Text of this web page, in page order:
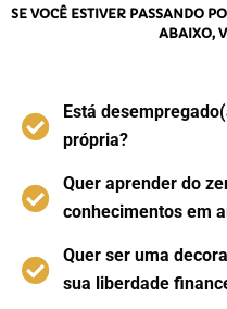
SE VOCÊ ESTIVER PASSANDO
ABAIXO,
Está
própria?
Quer aprender do
conhecimentos em
Quer ser uma
sua liberdade